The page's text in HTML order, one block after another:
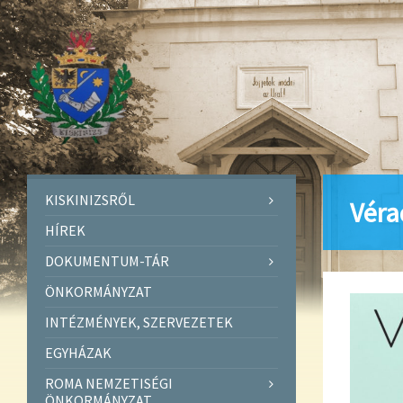
KISKINIZSRŐL
HÍREK
DOKUMENTUM-TÁR
ÖNKORMÁNYZAT
INTÉZMÉNYEK, SZERVEZETEK
EGYHÁZAK
ROMA NEMZETISÉGI